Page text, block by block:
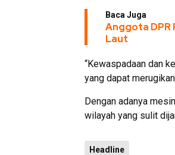
Baca Juga
Anggota DPR
Laut
“Kewaspadaan dan
yang dapat
Dengan adanya
wilayah yang sulit
Headline